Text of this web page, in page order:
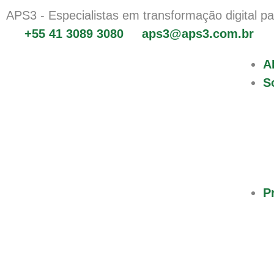
APS3 - Especialistas em transformação digital
+55 41 3089 3080
aps3@aps3.com.br